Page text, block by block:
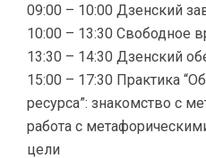
09:00 – 10:00 Дзенский
10:00 – 13:30 Свободное
13:30 – 14:30 Дзенский
15:00 – 17:30 Практика
ресурса”: знакомство с
работа с
цели